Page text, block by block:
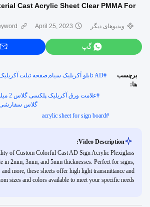
Cast Acrylic Sheet Clear PMMA For
ویدیوهای دیگر April 25, 2023
گپ
برچسب
ها:
#
#
گلاس سفارشی,صفحه
#
acrylic sheet for sign board
Video Description:
of Custom Colorful Cast AD Sign Acrylic Plexiglass
in 2mm, 3mm, and 5mm thicknesses. Perfect for signs,
more, these sheets offer high light transmittance and
sizes and colors available to meet your specific needs.